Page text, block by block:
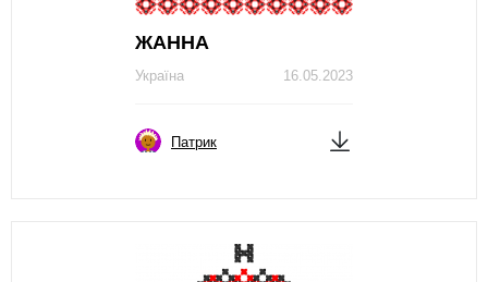
ЖAННA
16.05.2023
Україна
Патрик